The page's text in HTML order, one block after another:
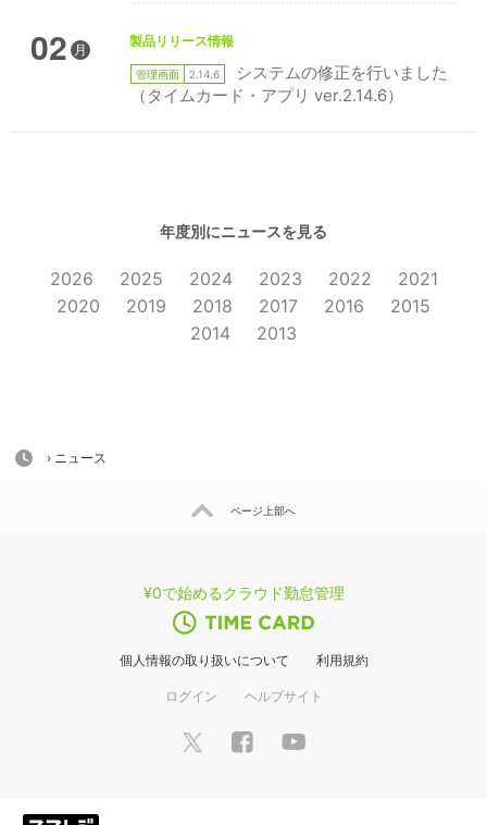
02 月
製品リリース情報
管理画面 2.14.6
システムの修正を行いました
（タイムカード・アプリ ver.2.14.6）
年度別にニュースを見る
2026 2025 2024 2023 2022
2021
2020
2019 2018 2017 2016
2015
2014
2013
HOME
› ニュース
ページ上部へ
¥0で始めるクラウド勤怠管理
個人情報の取り扱いについて 利用規約
ログイン ヘルプサイト